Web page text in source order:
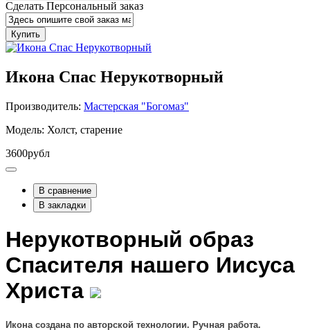
Сделать Персональный заказ
Купить
Икона Спас Нерукотворный
Производитель: Мастерская "Богомаз"
Модель: Холст, старение
3600рубл
В сравнение
В закладки
Нерукотворный образ
Спасителя нашего Иисуса
Христа
Икона создана по авторской технологии. Ручная работа.